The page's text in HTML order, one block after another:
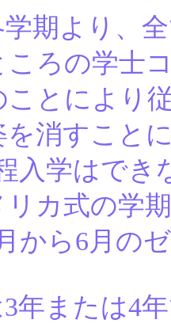
学期より、
ろの学士
とにより
を消すこと
入学はで
カ式の学
から6月の
年または4